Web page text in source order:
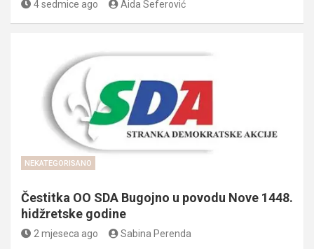
4 sedmice ago Aida Seferović
NEKATEGORISANO
Čestitka OO SDA Bugojno u povodu Nove 1448.
hidžretske godine
2 mjeseca ago Sabina Perenda